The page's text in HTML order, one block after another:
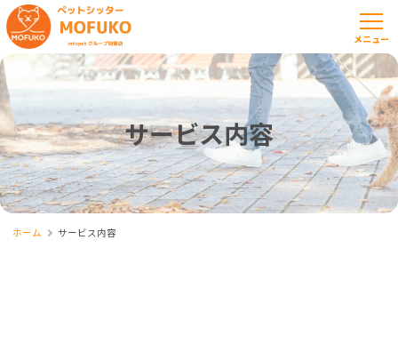
サービス内容
ホーム サービス内容